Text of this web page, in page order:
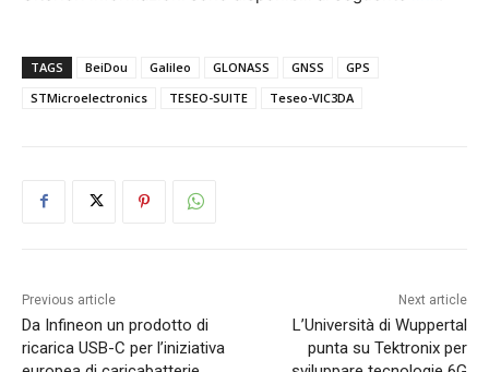
TAGS BeiDou Galileo GLONASS GNSS
GPS
STMicroelectronics
TESEO-SUITE Teseo-VIC3DA
Previous article
Da Infineon un prodotto di
ricarica USB-C per l’iniziativa
Next article
L’Università di Wuppertal
punta su Tektronix per